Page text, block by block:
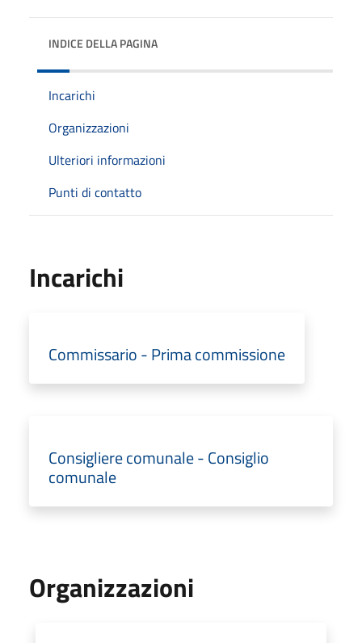
INDICE DELLA PAGINA
Incarichi
Organizzazioni
Ulteriori informazioni
Punti di contatto
Incarichi
Commissario - Prima commissione
Consigliere comunale - Consiglio
comunale
Organizzazioni